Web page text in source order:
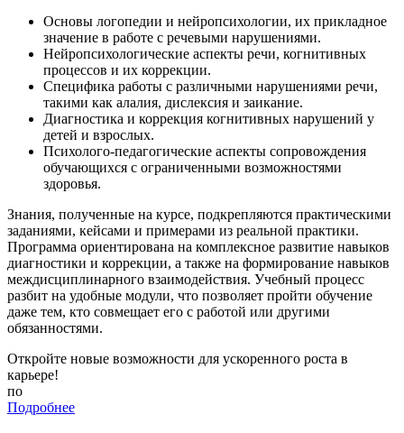
Основы логопедии и нейропсихологии, их прикладное
значение в работе с речевыми нарушениями.
Нейропсихологические аспекты речи, когнитивных
процессов и их коррекции.
Специфика работы с различными нарушениями речи,
такими как алалия, дислексия и заикание.
Диагностика и коррекция когнитивных нарушений у
детей и взрослых.
Психолого-педагогические аспекты сопровождения
обучающихся с ограниченными возможностями
здоровья.
Знания, полученные на курсе, подкрепляются практическими
заданиями, кейсами и примерами из реальной практики.
Программа ориентирована на комплексное развитие навыков
диагностики и коррекции, а также на формирование навыков
междисциплинарного взаимодействия. Учебный процесс
разбит на удобные модули, что позволяет пройти обучение
даже тем, кто совмещает его с работой или другими
обязанностями.
Откройте новые возможности для ускоренного роста в
карьере!
по
Подробнее